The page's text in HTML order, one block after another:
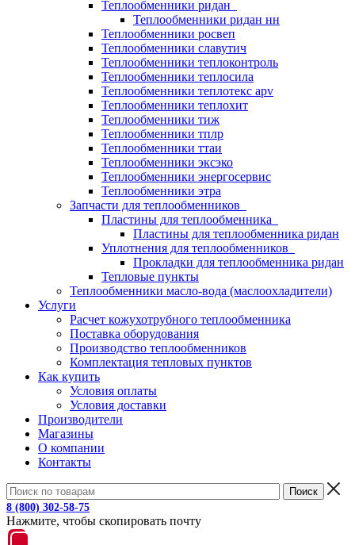
Теплообменники ридан
Теплообменники ридан нн
Теплообменники росвеп
Теплообменники славутич
Теплообменники теплоконтроль
Теплообменники теплосила
Теплообменники теплотекс apv
Теплообменники теплохит
Теплообменники тиж
Теплообменники тплр
Теплообменники ттаи
Теплообменники эксэко
Теплообменники энергосервис
Теплообменники этра
Запчасти для теплообменников
Пластины для теплообменника
Пластины для теплообменника ридан
Уплотнения для теплообменников
Прокладки для теплообменника ридан
Тепловые пункты
Теплообменники масло-вода (маслоохладители)
Услуги
Расчет кожухотрубного теплообменника
Поставка оборудования
Производство теплообменников
Комплектация тепловых пунктов
Как купить
Условия оплаты
Условия доставки
Производители
Магазины
О компании
Контакты
8 (800) 302-58-75
Нажмите, чтобы скопировать почту